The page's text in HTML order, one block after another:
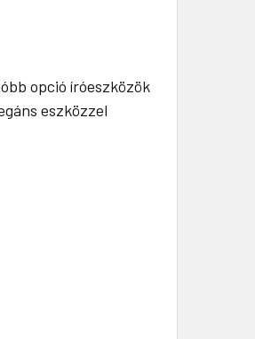
opció íróeszközök
eszközzel